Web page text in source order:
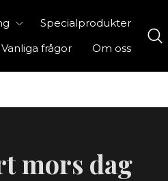
Specialprodukter
Vanliga frågor Om oss
mors dag